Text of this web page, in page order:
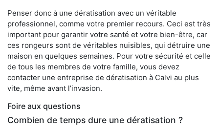
Penser donc à une dératisation avec un véritable
professionnel, comme votre premier recours. Ceci est très
important pour garantir votre santé et votre bien-être, car
ces rongeurs sont de véritables nuisibles, qui détruire une
maison en quelques semaines. Pour votre sécurité et celle
de tous les membres de votre famille, vous devez
contacter une entreprise de dératisation à Calvi au plus
vite, même avant l’invasion.
Foire aux questions
Combien de temps dure une dératisation ?